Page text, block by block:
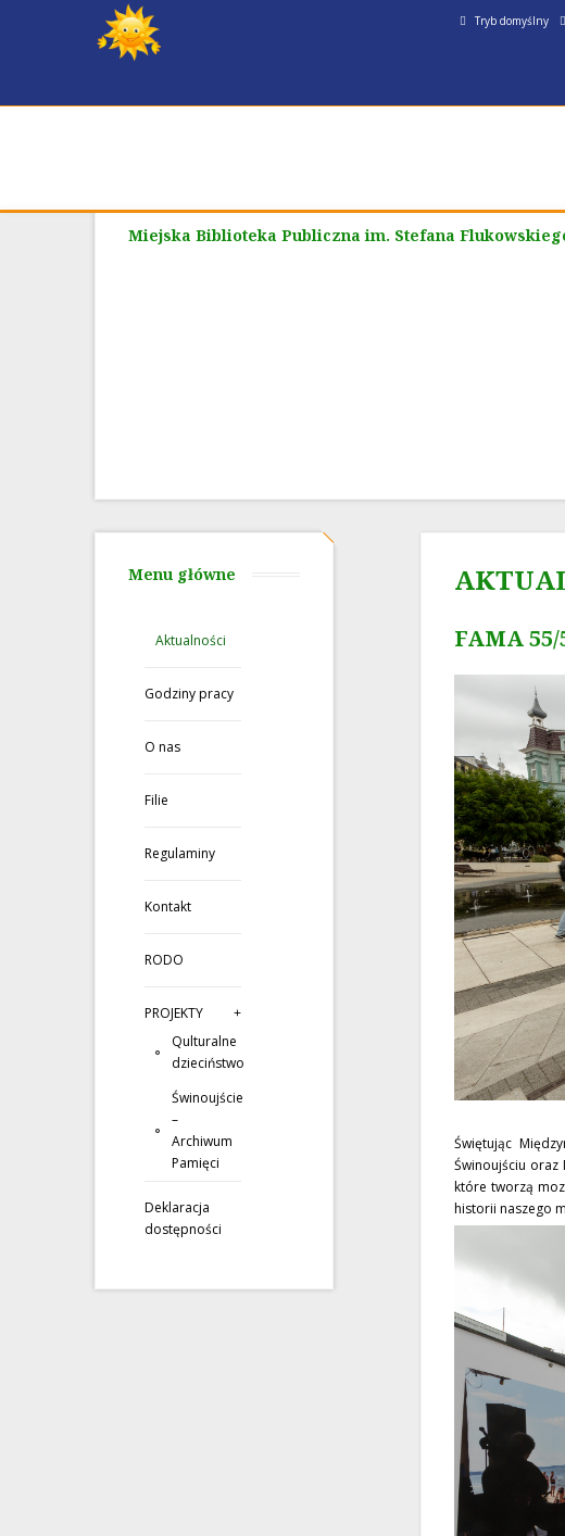
Tryb domyślny
Miejska Biblioteka Publiczna im. Stefana
FAMA
Świętując
Świnoujściu oraz
które tworzą
historii naszego
Menu główne
Aktualności
Godziny pracy
O nas
Filie
Regulaminy
Kontakt
RODO
PROJEKTY
Qulturalne
dzieciństwo
Świnoujście
–
Archiwum
Pamięci
Deklaracja
dostępności